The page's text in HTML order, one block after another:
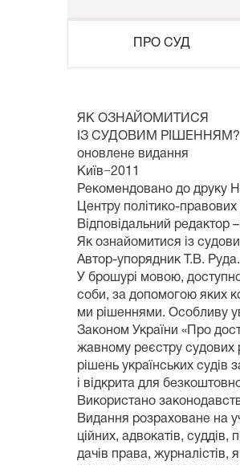
ПРО СУД
ЯК ОЗНАЙОМИТИСЯ
ІЗ СУДОВИМ РІШЕННЯМ?
оновлене видання
Київ−2011
Рекомендовано до друку
Центру політико-
Відповідальний редактор
Як ознайомитися із
Автор-упорядник Т.В.
У брошурі мовою,
соби, за допомогою яких
ми рішеннями. Особливу
Законом України «Про
жавному реєстру судових
рішень українських судів
і відкрита для
Використано
Видання розраховане на
ційних, адвокатів, суддів,
дачів права, журналістів,